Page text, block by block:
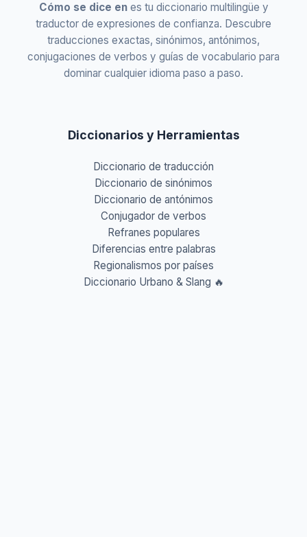
Cómo se dice enes tu diccionario multilingüe y
traductor de expresiones de confianza. Descubre
traducciones exactas, sinónimos, antónimos,
conjugaciones de verbos y guías de vocabulario para
dominar cualquier idioma paso a paso.
Diccionarios y Herramientas
Diccionario de traducción
Diccionario de sinónimos
Diccionario de antónimos
Conjugador de verbos
Refranes populares
Diferencias entre palabras
Regionalismos por países
Diccionario Urbano & Slang 🔥